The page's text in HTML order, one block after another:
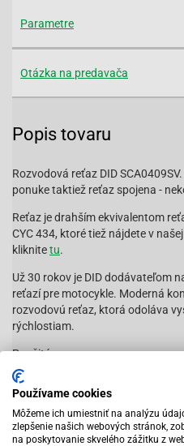
Parametre
Otázka na predavača
Popis tovaru
Rozvodová reťaz DID
ponuke taktiež reťaz spojena -
Reťaz je drahším ekvivalentom
CYC 434, ktoré tiež nájdete v
kliknitetu.
Už 30 rokov je DID dodávateľom
reťazí pre motocykle. Moderná
rozvodovú reťaz, ktorá odoláva
rýchlostiam.
Použité v:
Kawasaki BN 125 Eliminator (1998
SCA0409SV102
Používame cookies
Môžeme ich umiestniť na analýzu
zlepšenie našich webových stránok,
na poskytovanie skvelého zážitku z